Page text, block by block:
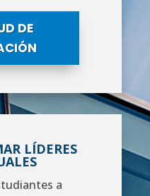
DE
LÍDERES
a